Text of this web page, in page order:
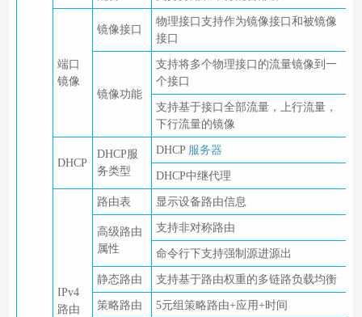
端口
镜像
镜像接口
物理接口支持作为镜像接口和被镜像
接口
镜像功能
支持将多个物理接口的流量镜像到一
个接口
支持基于接口全部流量，上行流量，
下行流量的镜像
DHCP
DHCP服
务类型
DHCP 服务器
DHCP中继代理
IPv4
路由
路由表 显示设备路由信息
高级路由
属性
支持非对称路由
命令行下支持强制源进源出
静态路由 支持基于路由权重的多链路负载均衡
策略路由 5元组策略路由+应用+时间